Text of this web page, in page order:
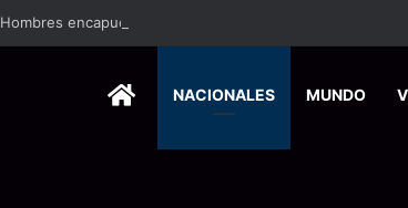
Hombres encapuchados ingresan a hospital de Nicoya y
HOMENACIONALES MUNDO